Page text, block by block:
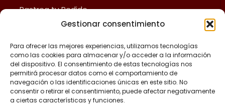
Gestionar consentimiento
Para ofrecer las mejores experiencias, utilizamos tecnologías
como las cookies para almacenar y/o acceder a la información
del dispositivo. El consentimiento de estas tecnologías nos
permitirá procesar datos como el comportamiento de
navegación o las identificaciones únicas en este sitio. No
consentir o retirar el consentimiento, puede afectar negativamente
a ciertas características y funciones.
Rastrea tu Pedido
Preguntas Frecuentes
ACERCA DE FLIZ
Política de reembolsos y devoluciones
Política de privacidad